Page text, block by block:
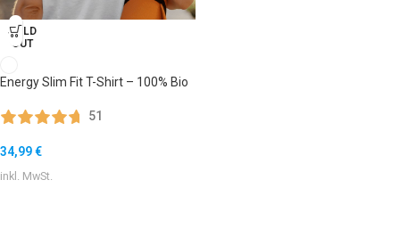
SOLD
OUT
Energy Slim Fit T-Shirt – 100% Bio
51
34,99€
inkl. MwSt.